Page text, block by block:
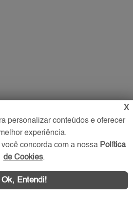
X
personalizar conteúdos e oferecer
experiência.
concorda com a nossa Política
de Cookies.
Ok, Entendi!